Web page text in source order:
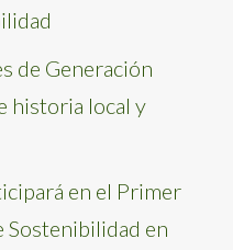
de Generación
historia local y
en el Primer
Sostenibilidad en